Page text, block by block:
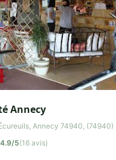
Annecy
Annecy 74940, (74940)
4.9/5(16 avis)